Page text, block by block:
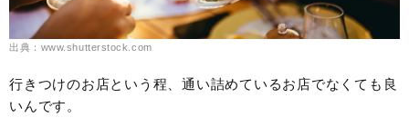
出典：www.shutterstock.com
行きつけのお店という程、通い詰めているお店でなくても良
いんです。